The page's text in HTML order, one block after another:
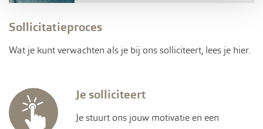
Sollicitatieproces
Wat je kunt verwachten als je bij ons solliciteert, lees je hier.
Je solliciteert
Je stuurt ons jouw motivatie en een